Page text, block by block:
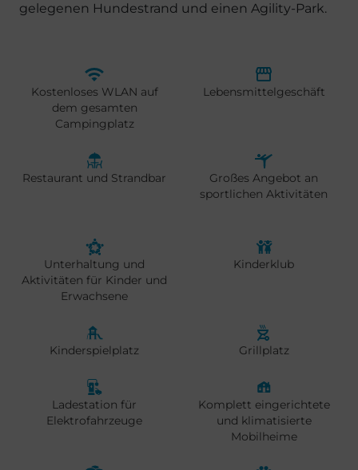
gelegenen Hundestrand und einen Agility-Park.
Kostenloses WLAN auf
dem gesamten
Campingplatz
Lebensmittelgeschäft
Restaurant und Strandbar
Großes Angebot an
sportlichen Aktivitäten
Unterhaltung und
Aktivitäten für Kinder und
Erwachsene
Kinderklub
Kinderspielplatz Grillplatz
Ladestation für
Elektrofahrzeuge
Komplett eingerichtete
und klimatisierte
Mobilheime